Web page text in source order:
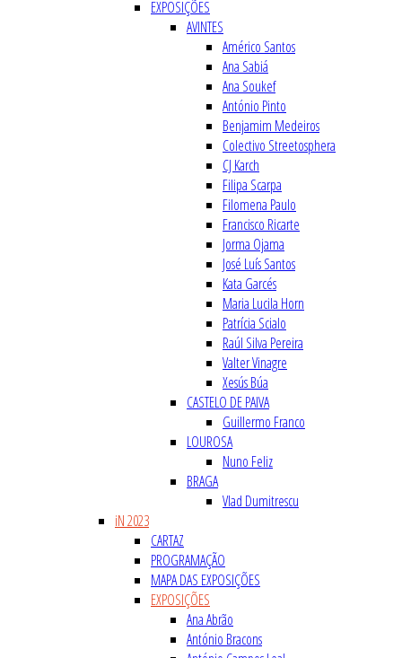
EXPOSIÇÕES
AVINTES
Américo Santos
Ana Sabiá
Ana Soukef
António Pinto
Benjamim Medeiros
Colectivo Streetosphera
CJ Karch
Filipa Scarpa
Filomena Paulo
Francisco Ricarte
Jorma Ojama
José Luís Santos
Kata Garcés
Maria Lucila Horn
Patrícia Scialo
Raúl Silva Pereira
Valter Vinagre
Xesús Búa
CASTELO DE PAIVA
Guillermo Franco
LOUROSA
Nuno Feliz
BRAGA
Vlad Dumitrescu
iN 2023
CARTAZ
PROGRAMAÇÃO
MAPA DAS EXPOSIÇÕES
EXPOSIÇÕES
Ana Abrão
António Bracons